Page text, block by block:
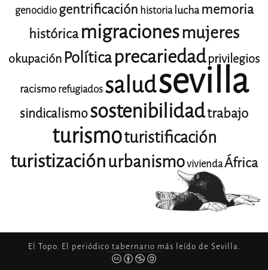
genocidiogentrificación historialucha memoria
histórica migracionesmujeres
okupaciónPolíticaprecariedadprivilegios
racismorefugiadossaludsevilla
sindicalismosostenibilidadtrabajo
turismoturistificación
turistizaciónurbanismoviviendaÁfrica
El Topo. El periódico tabernario más leído de Sevilla.